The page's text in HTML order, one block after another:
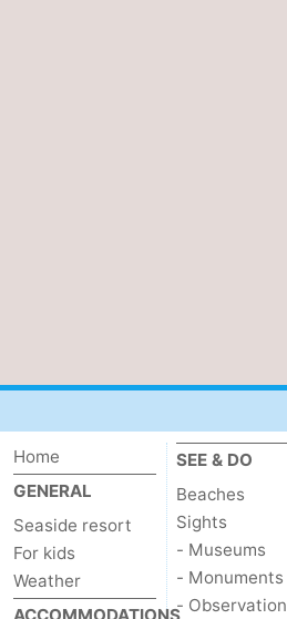
Home
GENERAL
Seaside resort
For kids
Weather
SEE & DO
Beaches
Sights
- Museums
- Monuments
- Observation